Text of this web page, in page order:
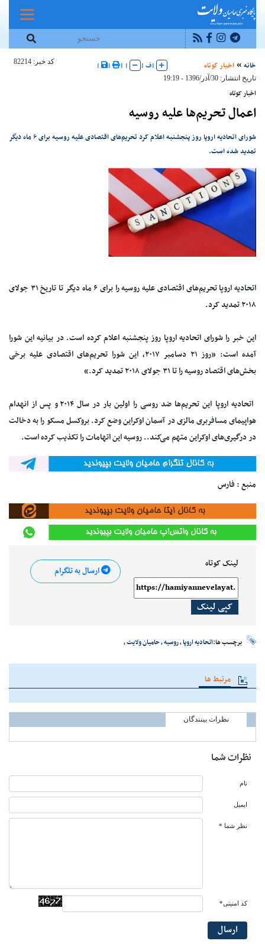
خانه اخبار کوتاه |ف |
|
|
|
|
کد خبر: 82214
تاریخ انتشار: 30/آذر/1396 - 19:19
اخبار کوتاه
اعمال تحریم‌ها علیه روسیه
شورای اتحادیه اروپا روز پنجشنبه اعلام کرد تحریم‌های اقتصادی علیه روسیه برای ۶ ماه دیگر
تمدید شده است.
اتحادیه اروپا تحریم‌های اقتصادی علیه روسیه را برای ۶ ماه دیگر تا تاریخ ۳۱ جولای
۲۰۱۸ تمدید کرد.
این خبر را شورای اتحادیه اروپا روز پنجشنبه اعلام کرده است. در بیانیه این شورا
آمده است: «روز ۲۱ دسامبر ۲۰۱۷، این شورا تحریم‌های اقتصادی علیه برخی
بخش‌های اقتصاد روسیه را تا ۳۱ جولای ۲۰۱۸ تمدید کرد.»
اتحادیه اروپا این تحریم‌ها ضد روسی را اولین بار در سال ۲۰۱۴ و پس از انهدام
هواپیمای مسافربری مالزی در آسمان اوکراین وضع کرد. بروکسل مسکو را به دخالت
در درگیری‌های اوکراین متهم می‌کند.. روسیه این اتهامات را تکذیب کرده است.
منبع : فارس
لینک کوتاه
کپی لینک
ارسال به تلگرام
برچسب ها:اتحادیه اروپا،روسیه،حامیان ولایت،
مرتبط ها
نظرات بینندگان
نظرات شما
نام
ایمیل
نظر شما *
کد امنیتی*
ارسال